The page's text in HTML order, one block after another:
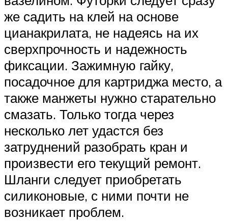
же садить на клей на основе
цианакрилата, не надеясь на их
сверхпрочность и надежность
фиксации. Зажимную гайку,
посадочное для картриджа место, а
также манжеты нужно старательно
смазать. Только тогда через
несколько лет удастся без
затруднений разобрать кран и
произвести его текущий ремонт.
Шланги следует приобретать
силиконовые, с ними почти не
возникает проблем.